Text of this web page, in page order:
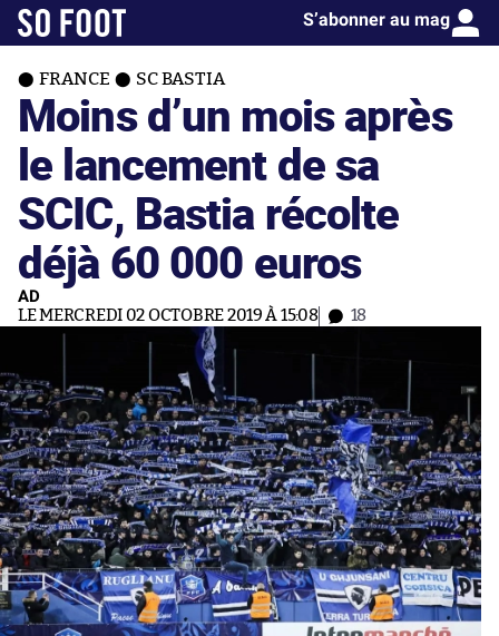
S’abonner au mag
FRANCE SC BASTIA
Moins d’un mois après
le lancement de sa
SCIC, Bastia récolte
déjà 60 000 euros
AD
LE MERCREDI 02 OCTOBRE 2019 À 15:08 18